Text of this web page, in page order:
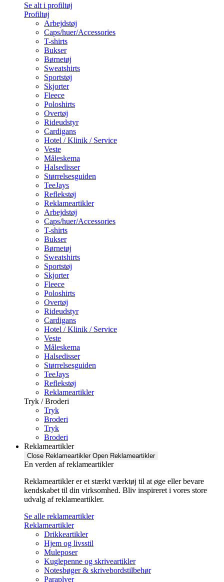
Se alt i profiltøj
Profiltøj
Arbejdstøj
Caps/huer/Accessories
T-shirts
Bukser
Børnetøj
Sweatshirts
Sportstøj
Skjorter
Fleece
Poloshirts
Overtøj
Rideudstyr
Cardigans
Hotel / Klinik / Service
Veste
Måleskema
Halsedisser
Størrelsesguiden
TeeJays
Reflekstøj
Reklameartikler
Arbejdstøj
Caps/huer/Accessories
T-shirts
Bukser
Børnetøj
Sweatshirts
Sportstøj
Skjorter
Fleece
Poloshirts
Overtøj
Rideudstyr
Cardigans
Hotel / Klinik / Service
Veste
Måleskema
Halsedisser
Størrelsesguiden
TeeJays
Reflekstøj
Reklameartikler
Tryk / Broderi
Tryk
Broderi
Tryk
Broderi
Reklameartikler
Close Reklameartikler Open Reklameartikler
En verden af reklameartikler ​
Reklameartikler er et stærkt værktøj til at øge eller bevare
kendskabet til din virksomhed. Bliv inspireret i vores store
udvalg af reklameartikler.
Se alle reklameartikler
Reklameartikler
Drikkeartikler
Hjem og livsstil
Muleposer
Kuglepenne og skriveartikler
Notesbøger & skrivebordstilbehør
Paraplyer